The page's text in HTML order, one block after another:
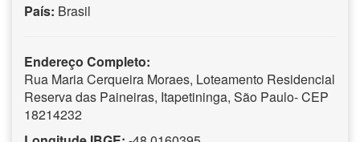
País: Brasil
Endereço Completo:
Rua Maria Cerqueira Moraes, Loteamento Residencial
Reserva das Paineiras, Itapetininga, São Paulo- CEP
18214232